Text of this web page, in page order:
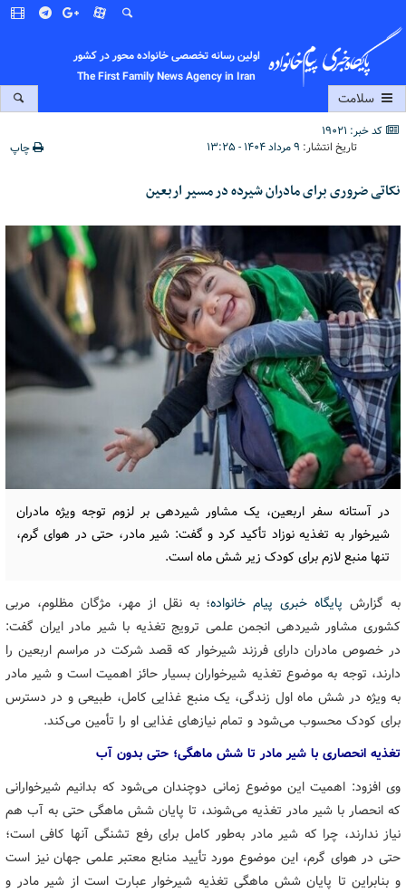
اولین رسانه تخصصی خانواده محور در کشور
The First Family News Agency in Iran
سلامت
کد خبر: 19021
تاریخ انتشار: ۹ مرداد ۱۴۰۴ - ۱۳:۲۵ چاپ
نکاتی ضروری برای مادران شیرده در مسیر اربعین
در آستانه سفر اربعین، یک مشاور شیردهی بر لزوم توجه ویژه مادران
شیرخوار به تغذیه نوزاد تأکید کرد و گفت: شیر مادر، حتی در هوای گرم،
تنها منبع لازم برای کودک زیر شش ماه است.
به گزارش پایگاه خبری پیام خانواده؛ به نقل از مهر، مژگان مظلوم، مربی
کشوری مشاور شیردهی انجمن علمی ترویج تغذیه با شیر مادر ایران گفت:
در خصوص مادران دارای فرزند شیرخوار که قصد شرکت در مراسم اربعین را
دارند، توجه به موضوع تغذیه شیرخواران بسیار حائز اهمیت است و شیر مادر
به ویژه در شش ماه اول زندگی، یک منبع غذایی کامل، طبیعی و در دسترس
برای کودک محسوب می‌شود و تمام نیازهای غذایی او را تأمین می‌کند.
تغذیه انحصاری با شیر مادر تا شش ماهگی؛ حتی بدون آب
وی افزود: اهمیت این موضوع زمانی دوچندان می‌شود که بدانیم شیرخوارانی
که انحصار با شیر مادر تغذیه می‌شوند، تا پایان شش ماهگی حتی به آب هم
نیاز ندارند، چرا که شیر مادر به‌طور کامل برای رفع تشنگی آنها کافی است؛
حتی در هوای گرم، این موضوع مورد تأیید منابع معتبر علمی جهان نیز است
و بنابراین تا پایان شش ماهگی تغذیه شیرخوار عبارت است از شیر مادر و